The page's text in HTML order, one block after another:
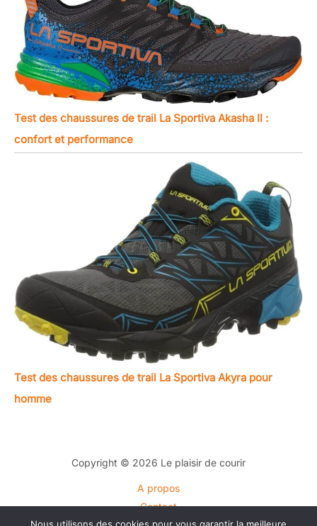
Test des chaussures de trail La Sportiva Akasha II :
confort et performance
Test des chaussures de trail La Sportiva Akyra pour
homme
Copyright © 2026 Le plaisir de courir
A propos
Contact